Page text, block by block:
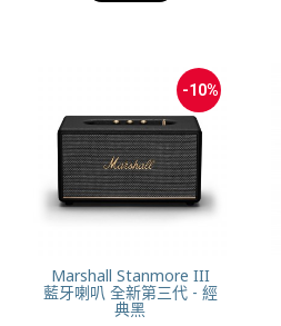
-10%
Marshall Stanmore III
藍牙喇叭 全新第三代 - 經
典黑